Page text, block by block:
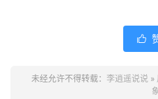

未经允许不得转载： 李逍遥说说 »